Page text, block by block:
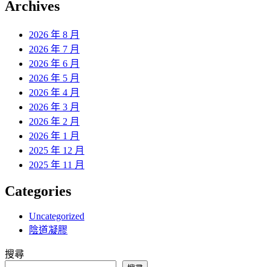
文
Archives
2026 年 8 月
2026 年 7 月
2026 年 6 月
2026 年 5 月
2026 年 4 月
2026 年 3 月
2026 年 2 月
2026 年 1 月
2025 年 12 月
2025 年 11 月
Categories
Uncategorized
陰道凝膠
搜尋